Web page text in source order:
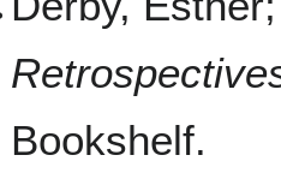
Bookshelf.